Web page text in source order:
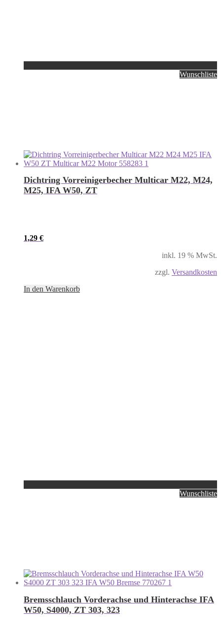
Wunschliste
Dichtring Vorreinigerbecher Multicar M22, M24,
M25, IFA W50, ZT
1,29 €
inkl. 19 % MwSt.
zzgl. Versandkosten
In den Warenkorb
Wunschliste
Bremsschlauch Vorderachse und Hinterachse IFA
W50, S4000, ZT 303, 323